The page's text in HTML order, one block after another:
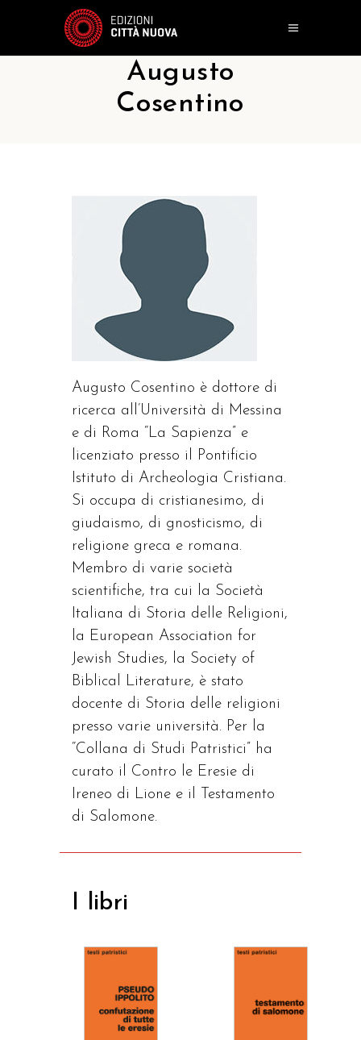
Augusto
Cosentino
Augusto Cosentino è dottore di
ricerca all’Università di Messina
e di Roma “La Sapienza” e
licenziato presso il Pontificio
Istituto di Archeologia Cristiana.
Si occupa di cristianesimo, di
giudaismo, di gnosticismo, di
religione greca e romana.
Membro di varie società
scientifiche, tra cui la Società
Italiana di Storia delle Religioni,
la European Association for
Jewish Studies, la Society of
Biblical Literature, è stato
docente di Storia delle religioni
presso varie università. Per la
“Collana di Studi Patristici” ha
curato il Contro le Eresie di
Ireneo di Lione e il Testamento
di Salomone.
I libri